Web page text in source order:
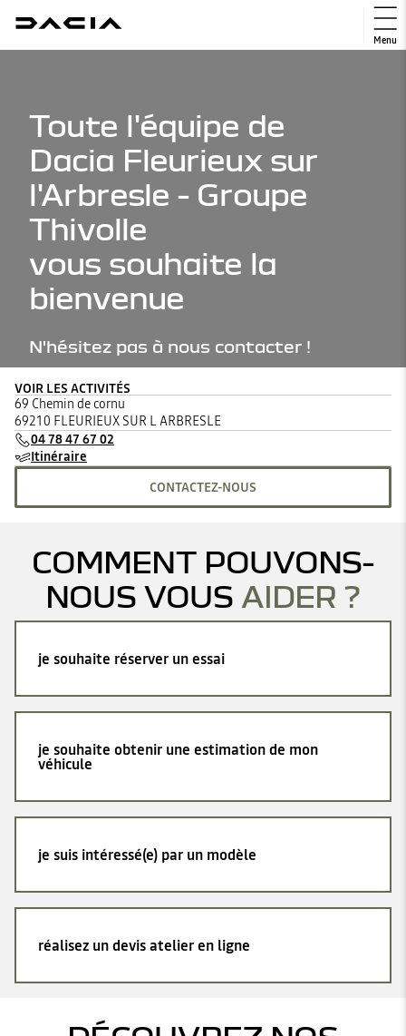
Menu
Toute l'équipe de
Dacia Fleurieux sur
l'Arbresle - Groupe
Thivolle
vous souhaite la
bienvenue
N'hésitez pas à nous contacter !
VOIR LES ACTIVITÉS
69 Chemin de cornu
69210 FLEURIEUX SUR L ARBRESLE
04 78 47 67 02
Itinéraire
CONTACTEZ-NOUS
COMMENT POUVONS-
NOUS VOUS AIDER ?
je souhaite réserver un essai
je souhaite obtenir une estimation de mon
véhicule
je suis intéressé(e) par un modèle
réalisez un devis atelier en ligne